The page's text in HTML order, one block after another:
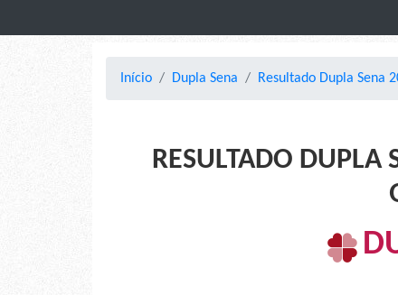
Início Dupla Sena Resultado Dupla Sena
RESULTADO